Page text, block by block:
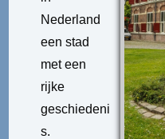
Nederland
een stad
met een
rijke
geschiedeni
s.